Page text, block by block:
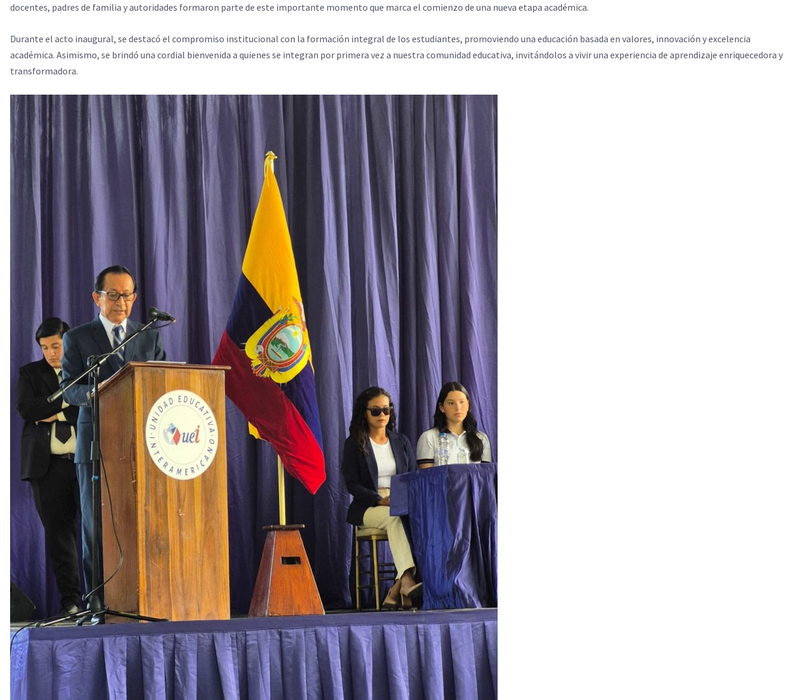
docentes, padres de familia y autoridades formaron parte de este importante momento que marca el comienzo de una nueva etapa académica.
Durante el acto inaugural, se destacó el compromiso institucional con la formación integral de los estudiantes, promoviendo una educación basada en valores, innovación y excelencia
académica. Asimismo, se brindó una cordial bienvenida a quienes se integran por primera vez a nuestra comunidad educativa, invitándolos a vivir una experiencia de aprendizaje enriquecedora y
transformadora.